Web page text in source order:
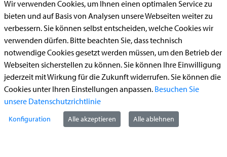
Aufenthaltserlaubnis
Bauantrag
Begleitetes Fahren ab 17 (Erstantrag)
Führerschein (Umtausch)
Reiterplakette (Verlängerungsantrag online)
Ummeldung zugelassenes Fahrzeug
Kontakt
Wir verwenden Cookies, um Ihnen einen optimalen Service zu
bieten und auf Basis von Analysen unsere Webseiten weiter zu
verbessern. Sie können selbst entscheiden, welche Cookies wir
verwenden dürfen. Bitte beachten Sie, dass technisch
notwendige Cookies gesetzt werden müssen, um den Betrieb der
Webseiten sicherstellen zu können. Sie können Ihre Einwilligung
jederzeit mit Wirkung für die Zukunft widerrufen. Sie können die
Cookies unter Ihren Einstellungen anpassen. Besuchen Sie
unsere Datenschutzrichtlinie
Konfiguration Alle akzeptieren Alle ablehnen